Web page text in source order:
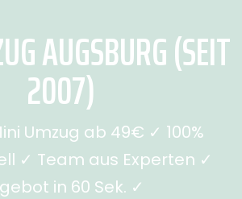
AUGSBURG (SEIT
2007)
Umzug ab 49€ ✓ 100%
✓ Team aus Experten ✓
in 60 Sek. ✓